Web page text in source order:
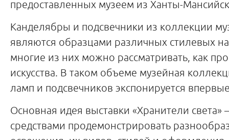
предоставленных музеем из Ханты-
Канделябры и подсвечники из коллекции
являются образцами различных стилевых
многие из них можно рассматривать, как
искусства. В таком объеме музейная
ламп и подсвечников экспонируется
Основная идея выставки «Хранители
средствами продемонстрировать